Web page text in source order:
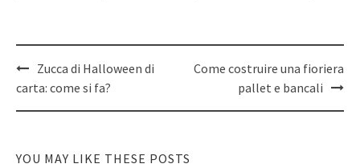
Post
navigation
Zucca di Halloween di
carta: come si fa?
Come costruire una fioriera
pallet e bancali
YOU MAY LIKE THESE POSTS